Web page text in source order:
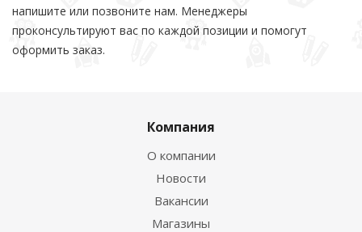
напишите или позвоните нам. Менеджеры
проконсультируют вас по каждой позиции и помогут
оформить заказ.
Компания
О компании
Новости
Вакансии
Магазины